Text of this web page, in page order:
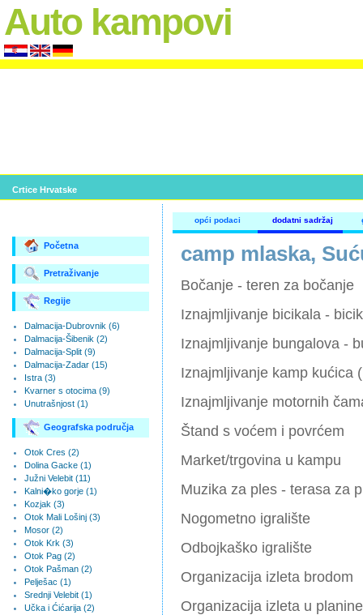
Auto kampovi
Crtice Hrvatske
Početna
Pretraživanje
Regije
Dalmacija-Dubrovnik (6)
Dalmacija-Šibenik (2)
Dalmacija-Split (9)
Dalmacija-Zadar (15)
Istra (3)
Kvarner s otocima (9)
Unutrašnjost (1)
Geografska područja
Otok Cres (2)
Dolina Gacke (1)
Južni Velebit (11)
Kalni�ko gorje (1)
Kozjak (3)
Otok Mali Lošinj (3)
Mosor (2)
Otok Krk (3)
Otok Pag (2)
Otok Pašman (2)
Pelješac (1)
Srednji Velebit (1)
Učka i Ćićarija (2)
opći podaci dodatni sadržaj
camp mlaska,
Bočanje - teren za bočanje
Iznajmljivanje bicikala -
Iznajmljivanje bungalova -
Iznajmljivanje kamp kućica
Iznajmljivanje motornih
Štand s voćem i povrćem
Market/trgovina u kampu
Muzika za ples - terasa za
Nogometno igralište
Odbojkaško igralište
Organizacija izleta brodom
Organizacija izleta u planine